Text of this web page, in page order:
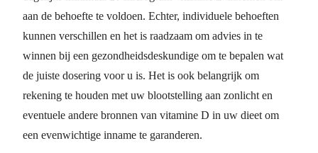
aan de behoefte te voldoen. Echter, individuele behoeften
kunnen verschillen en het is raadzaam om advies in te
winnen bij een gezondheidsdeskundige om te bepalen wat
de juiste dosering voor u is. Het is ook belangrijk om
rekening te houden met uw blootstelling aan zonlicht en
eventuele andere bronnen van vitamine D in uw dieet om
een evenwichtige inname te garanderen.